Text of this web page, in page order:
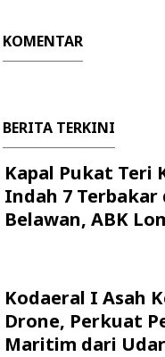
KOMENTAR
BERITA TERKINI
Kapal Pukat Teri
Indah 7 Terbakar
Belawan, ABK
Kodaeral I Asah
Drone, Perkuat
Maritim dari